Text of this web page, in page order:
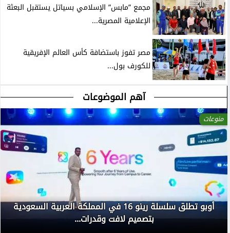
مجمع ”مابس” الإسلامي بسياتل يستقبل البعثة
الإعلامية المصرية...
مصر تفوز باستضافة كأس العالم الإفريقية
للكورف بول...
آهم الموضوعات
منوعات
أوبو تطلق سلسلة رينو 16 في المملكة العربية السعودية
بتصميم لافت وقدرات...